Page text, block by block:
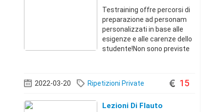
Fisioterapia
Testraining offre percorsi di
preparazione ad personam
personalizzati in base alle
esigenze e alle carenze dello
studente!Non sono previste
servizio di qualità, con gruppi
formati da 1 ragazzo fino ad
2022-03-20 Ripetizioni Private 15
Lezioni Di Flauto